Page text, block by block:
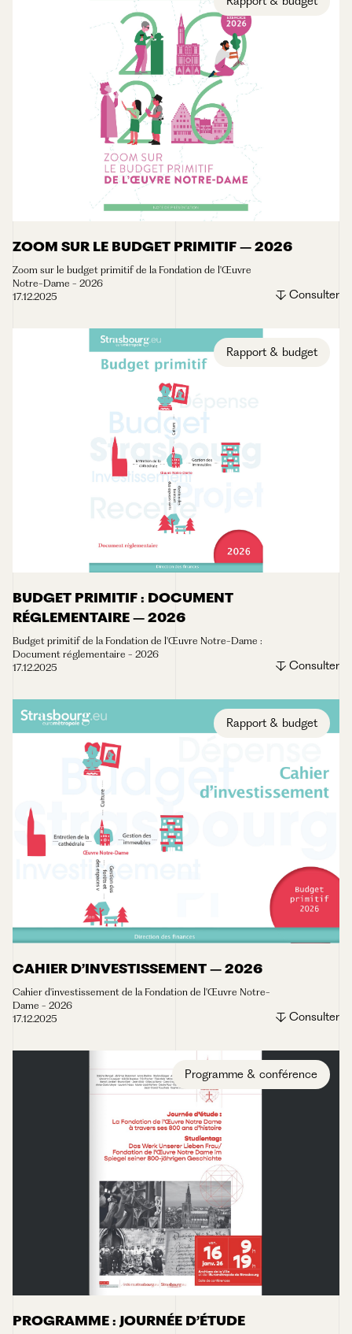
ZOOM SUR LE BUDGET PRIMITIF – 2026
Zoom sur le budget primitif de la Fondation de l'Œuvre
Notre-Dame - 2026
17.12.2025
Consulter
Rapport & budget
BUDGET PRIMITIF : DOCUMENT
RÉGLEMENTAIRE – 2026
Budget primitif de la Fondation de l'Œuvre Notre-Dame :
Document réglementaire - 2026
17.12.2025
Consulter
Rapport & budget
CAHIER D’INVESTISSEMENT – 2026
Cahier d'investissement de la Fondation de l'Œuvre Notre-
Dame - 2026
17.12.2025
Consulter
Programme & conférence
PROGRAMME : JOURNÉE D’ÉTUDE